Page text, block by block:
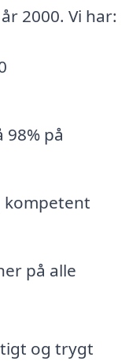
2000. Vi har:
på
kompetent
på alle
og trygt